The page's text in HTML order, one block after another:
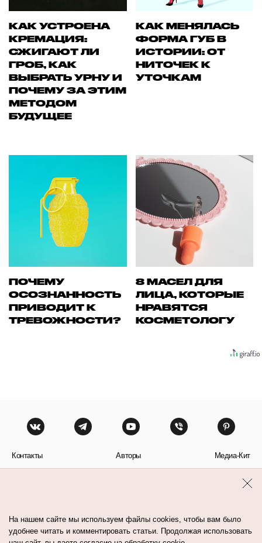
КАК УСТРОЕНА
КРЕМАЦИЯ:
СЖИГАЮТ ЛИ
ГРОБ, КАК
ВЫБРАТЬ УРНУ И
ПОЧЕМУ ЗА ЭТИМ
МЕТОДОМ
БУДУЩЕЕ
КАК МЕНЯЛАСЬ
ФОРМА ГУБ В
ИСТОРИИ: ОТ
НИТОЧЕК К
УТОЧКАМ
ПОЧЕМУ
ОСОЗНАННОСТЬ
ПРИВОДИТ К
ТРЕВОЖНОСТИ?
8 МАСЕЛ ДЛЯ
ЛИЦА, КОТОРЫЕ
НРАВЯТСЯ
КОСМЕТОЛОГУ
Контакты Авторы Медиа-Кит
На нашем сайте мы используем файлы cookies, чтобы вам было
удобнее читать и комментировать статьи. Продолжая использовать